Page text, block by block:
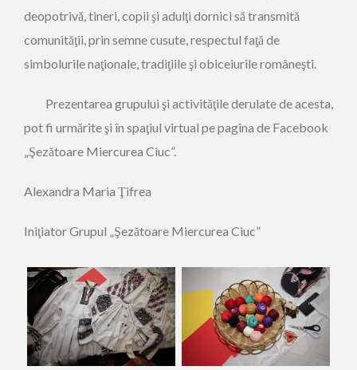
deopotrivă, tineri, copii şi adulţi dornici să transmită
comunităţii, prin semne cusute, respectul faţă de
simbolurile naţionale, tradiţiile şi obiceiurile româneşti.
Prezentarea grupului şi activităţile derulate de acesta,
pot fi urmărite şi în spaţiul virtual pe pagina de Facebook
„Şezătoare Miercurea Ciuc”.
Alexandra Maria Ţifrea
Iniţiator Grupul „Şezătoare Miercurea Ciuc”